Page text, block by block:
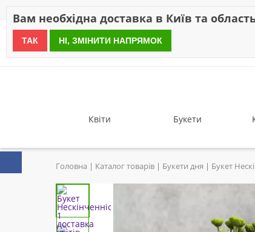
since 1999
Квіти Букети
Головна Каталог товарів Букети дня Букет
Вам необхідна доставка в Київ та
ТАК НІ, ЗМІНИТИ НАПРЯМОК